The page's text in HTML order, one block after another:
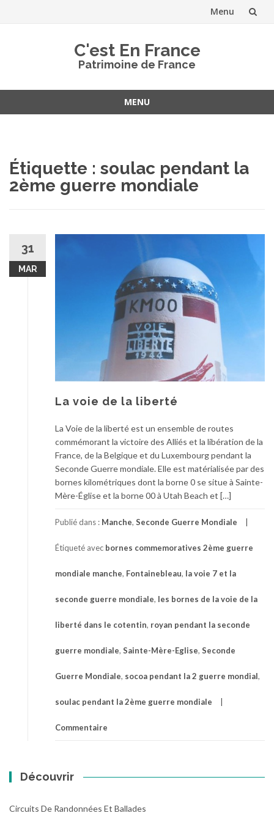
Menu
C'est En France
Patrimoine de France
MENU
Étiquette : soulac pendant la
2ème guerre mondiale
31
MAR
La voie de la liberté
La Voie de la liberté est un ensemble de routes
commémorant la victoire des Alliés et la libération de la
France, de la Belgique et du Luxembourg pendant la
Seconde Guerre mondiale. Elle est matérialisée par des
bornes kilométriques dont la borne 0 se situe à Sainte-
Mère-Église et la borne 00 à Utah Beach et […]
Publié dans : Manche, Seconde Guerre Mondiale
Étiqueté avec bornes commemoratives 2ème guerre
mondiale manche, Fontainebleau, la voie 7 et la
seconde guerre mondiale, les bornes de la voie de la
liberté dans le cotentin, royan pendant la seconde
guerre mondiale, Sainte-Mère-Eglise, Seconde
Guerre Mondiale, socoa pendant la 2 guerre mondial,
soulac pendant la 2ème guerre mondiale
Commentaire
Découvrir
Circuits De Randonnées Et Ballades